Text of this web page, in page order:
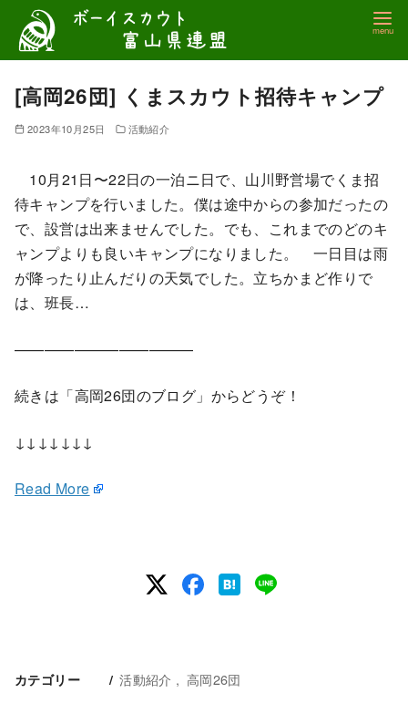
テ
[高岡26団] くまスカウト招待キャンプ
2023年10月25日 活動紹介
10月21日〜22日の一泊ニ日で、山川野営場でくま招
待キャンプを行いました。僕は途中からの参加だったの
で、設営は出来ませんでした。でも、これまでのどのキ
ャンプよりも良いキャンプになりました。 一日目は雨
が降ったり止んだりの天気でした。立ちかまど作りで
は、班長…
————————————
続きは「高岡26団のブログ」からどうぞ！
↓↓↓↓↓↓↓
Read More
カテゴリー 活動紹介 高岡26団